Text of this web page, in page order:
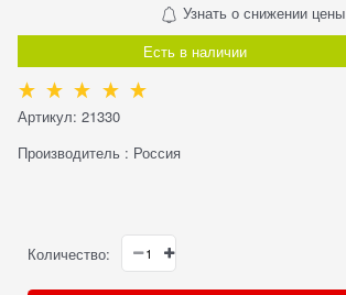
Узнать о снижении цены
Есть в наличии
Артикул: 21330
Производитель : Россия
Количество: